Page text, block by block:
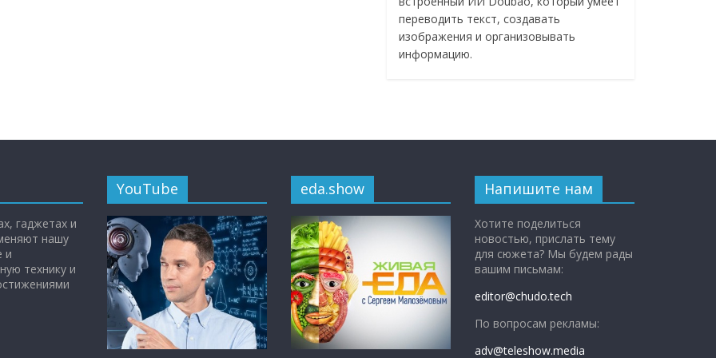
переводить текст, создавать
изображения и организовывать
информацию.
гаджетах и
нашу
и
технику и
YouTube eda.show Напишите нам
Хотите поделиться
новостью, прислать тему
для сюжета? Мы будем рады
вашим письмам:
editor@chudo.tech
По вопросам рекламы:
adv@teleshow.media